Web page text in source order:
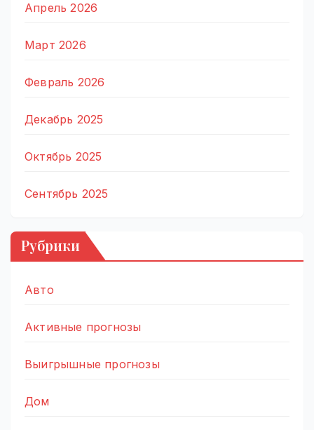
Апрель 2026
Март 2026
Февраль 2026
Декабрь 2025
Октябрь 2025
Сентябрь 2025
Рубрики
Авто
Активные прогнозы
Выигрышные прогнозы
Дом